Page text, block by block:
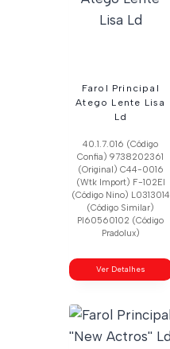
Farol Principal
Atego Lente Lisa
Ld
40.1.7.016 (Código
Confia) 9738202361
(Original) C44-0016
(Wtk Import) F-102El
(Código Nino) L0313014
(Código Similar)
Pl60560102 (Código
Pradolux)
Ver Detalhes